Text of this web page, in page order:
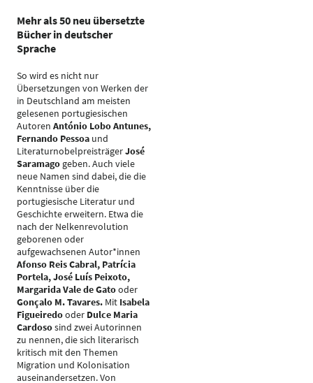
Mehr als 50 neu übersetzte
Bücher in deutscher
Sprache
So wird es nicht nur
Übersetzungen von Werken der
in Deutschland am meisten
gelesenen portugiesischen
Autoren António Lobo Antunes,
Fernando Pessoa und
LiteraturnobelpreisträgerJosé
Saramago geben. Auch viele
neue Namen sind dabei, die die
Kenntnisse über die
portugiesische Literatur und
Geschichte erweitern. Etwa die
nach der Nelkenrevolution
geborenen oder
aufgewachsenen Autor*innen
Afonso Reis Cabral, Patrícia
Portela, José Luís Peixoto,
Margarida Vale de Gatooder
Gonçalo M. Tavares. Mit Isabela
Figueiredooder Dulce Maria
Cardososind zwei Autorinnen
zu nennen, die sich literarisch
kritisch mit den Themen
Migration und Kolonisation
auseinandersetzen. Von